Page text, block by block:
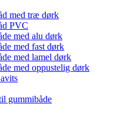
med træ dørk
PVC
med alu dørk
med fast dørk
med lamel dørk
med oppustelig dørk
gummibåde